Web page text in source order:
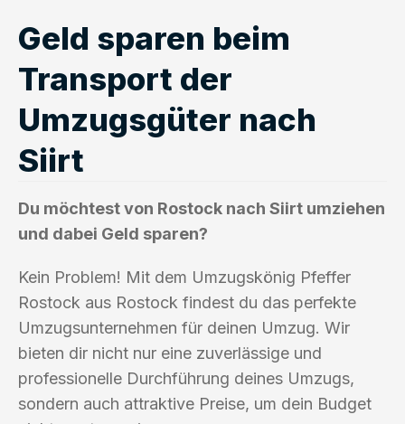
Geld sparen beim
Transport der
Umzugsgüter nach
Siirt
Du möchtest von Rostock nach Siirt umziehen
und dabei Geld sparen?
Kein Problem! Mit dem Umzugskönig Pfeffer
Rostock aus Rostock findest du das perfekte
Umzugsunternehmen für deinen Umzug. Wir
bieten dir nicht nur eine zuverlässige und
professionelle Durchführung deines Umzugs,
sondern auch attraktive Preise, um dein Budget